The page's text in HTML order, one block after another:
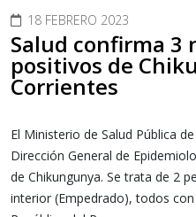
18 FEBRERO 2023
Salud confirma 3
positivos de
Corrientes
El Ministerio de Salud Pública
Dirección General de
de Chikungunya. Se trata de 2
interior (Empedrado), todos